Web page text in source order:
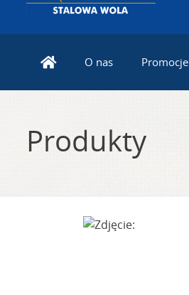
O nas Promocje
Produkty